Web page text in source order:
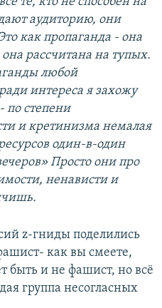
аудиторию, они
как пропаганда - она
рассчитана на тупых.
любой
интереса я захожу
по степени
и кретинизма немалая
один-в-один
Просто они про
ненависти и
z-гниды поделились
как вы смеете,
и не фашист, но всё
группа несогласных